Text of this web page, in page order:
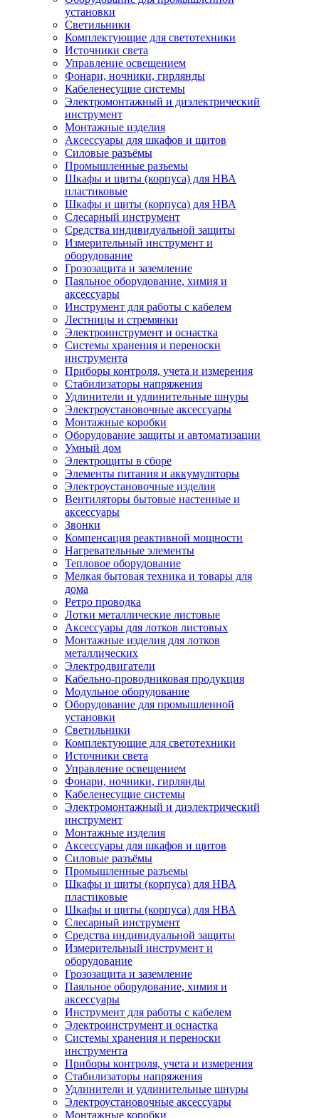
установки
Светильники
Комплектующие для светотехники
Источники света
Управление освещением
Фонари, ночники, гирлянды
Кабеленесущие системы
Электромонтажный и диэлектрический
инструмент
Монтажные изделия
Аксессуары для шкафов и щитов
Силовые разъёмы
Промышленные разъемы
Шкафы и щиты (корпуса) для НВА
пластиковые
Шкафы и щиты (корпуса) для НВА
Слесарный инструмент
Средства индивидуальной защиты
Измерительный инструмент и
оборудование
Грозозащита и заземление
Паяльное оборудование, химия и
аксессуары
Инструмент для работы с кабелем
Лестницы и стремянки
Электроинструмент и оснастка
Системы хранения и переноски
инструмента
Приборы контроля, учета и измерения
Стабилизаторы напряжения
Удлинители и удлинительные шнуры
Электроустановочные аксессуары
Монтажные коробки
Оборудование защиты и автоматизации
Умный дом
Электрощиты в сборе
Элементы питания и аккумуляторы
Электроустановочные изделия
Вентиляторы бытовые настенные и
аксессуары
Звонки
Компенсация реактивной мощности
Нагревательные элементы
Тепловое оборудование
Мелкая бытовая техника и товары для
дома
Ретро проводка
Лотки металлические листовые
Аксессуары для лотков листовых
Монтажные изделия для лотков
металлических
Электродвигатели
Кабельно-проводниковая продукция
Модульное оборудование
Оборудование для промышленной
установки
Светильники
Комплектующие для светотехники
Источники света
Управление освещением
Фонари, ночники, гирлянды
Кабеленесущие системы
Электромонтажный и диэлектрический
инструмент
Монтажные изделия
Аксессуары для шкафов и щитов
Силовые разъёмы
Промышленные разъемы
Шкафы и щиты (корпуса) для НВА
пластиковые
Шкафы и щиты (корпуса) для НВА
Слесарный инструмент
Средства индивидуальной защиты
Измерительный инструмент и
оборудование
Грозозащита и заземление
Паяльное оборудование, химия и
аксессуары
Инструмент для работы с кабелем
Электроинструмент и оснастка
Системы хранения и переноски
инструмента
Приборы контроля, учета и измерения
Стабилизаторы напряжения
Удлинители и удлинительные шнуры
Электроустановочные аксессуары
Монтажные коробки